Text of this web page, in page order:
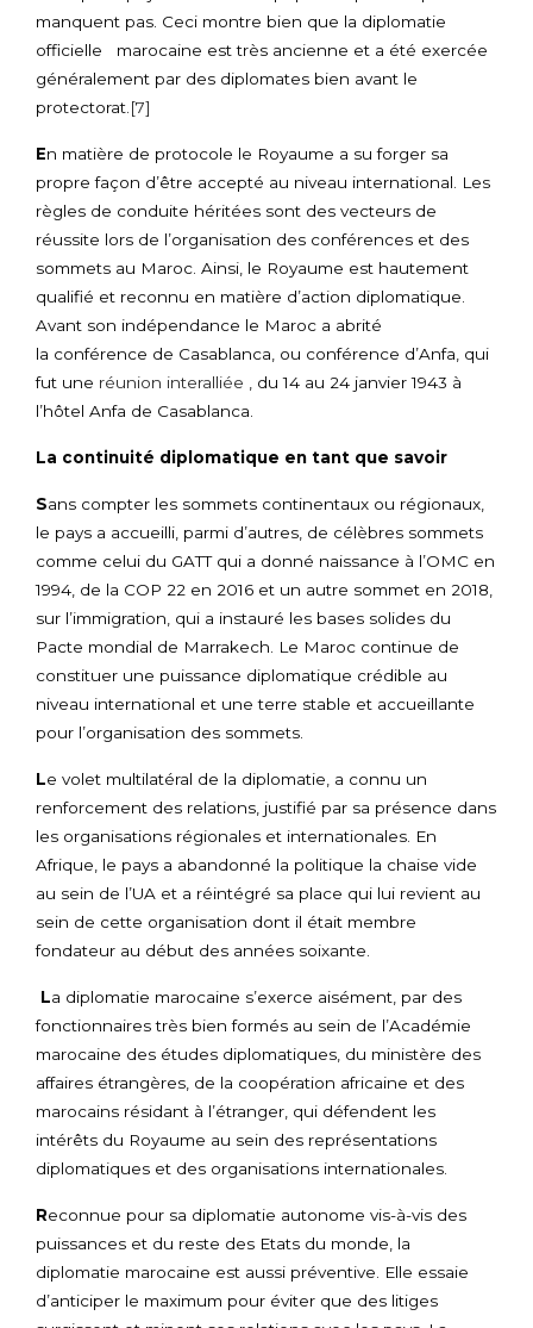
manquent pas. Ceci montre bien que la diplomatie
officielle marocaine est très ancienne et a été exercée
généralement par des diplomates bien avant le
protectorat.[7]
En matière de protocole le Royaume a su forger sa
propre façon d’être accepté au niveau international. Les
règles de conduite héritées sont des vecteurs de
réussite lors de l’organisation des conférences et des
sommets au Maroc. Ainsi, le Royaume est hautement
qualifié et reconnu en matière d’action diplomatique.
Avant son indépendance le Maroc a abrité
la conférence de Casablanca, ou conférence d’Anfa, qui
fut une réunion interalliée , du 14 au 24 janvier 1943 à
l’hôtel Anfa de Casablanca.
La continuité diplomatique en tant que savoir
Sans compter les sommets continentaux ou régionaux,
le pays a accueilli, parmi d’autres, de célèbres sommets
comme celui du GATT qui a donné naissance à l’OMC en
1994, de la COP 22 en 2016 et un autre sommet en 2018,
sur l’immigration, qui a instauré les bases solides du
Pacte mondial de Marrakech. Le Maroc continue de
constituer une puissance diplomatique crédible au
niveau international et une terre stable et accueillante
pour l’organisation des sommets.
Le volet multilatéral de la diplomatie, a connu un
renforcement des relations, justifié par sa présence dans
les organisations régionales et internationales. En
Afrique, le pays a abandonné la politique la chaise vide
au sein de l’UA et a réintégré sa place qui lui revient au
sein de cette organisation dont il était membre
fondateur au début des années soixante.
La diplomatie marocaine s’exerce aisément, par des
fonctionnaires très bien formés au sein de l’Académie
marocaine des études diplomatiques, du ministère des
affaires étrangères, de la coopération africaine et des
marocains résidant à l’étranger, qui défendent les
intérêts du Royaume au sein des représentations
diplomatiques et des organisations internationales.
Reconnue pour sa diplomatie autonome vis-à-vis des
puissances et du reste des Etats du monde, la
diplomatie marocaine est aussi préventive. Elle essaie
d’anticiper le maximum pour éviter que des litiges